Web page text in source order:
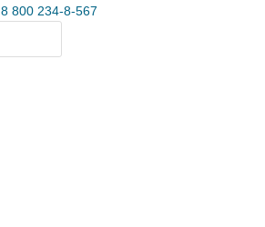
8 800 234-8-567